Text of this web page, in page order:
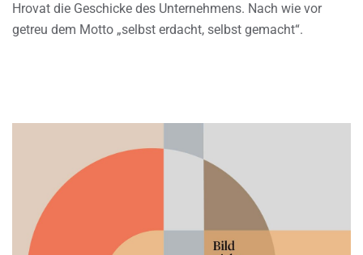
Hrovat die Geschicke des Unternehmens. Nach wie vor
getreu dem Motto „selbst erdacht, selbst gemacht“.